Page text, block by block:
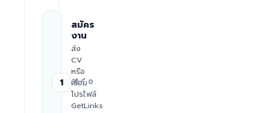
1
สมัคร
งาน
ส่ง
CV
หรือ
เชื่อม
โปรไฟล์
GetLinks
วันที่ 0